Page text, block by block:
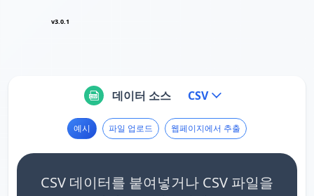
v3.0.1
데이터 소스 CSV
예시 파일 업로드 웹페이지에서 추출
CSV 데이터를 붙여넣거나 CSV 파일을